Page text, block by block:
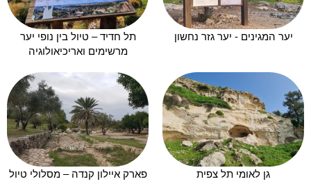
יער המגינים - יער גזר נחשון
תל חדיד – טיול בין נופי יער
מרשימים ואריכיאולוגיה
גן לאומי תל צפית
פארק איילון קנדה – מסלולי טיול